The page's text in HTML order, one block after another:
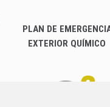
PLAN DE
EXTERIOR QUÍMICO